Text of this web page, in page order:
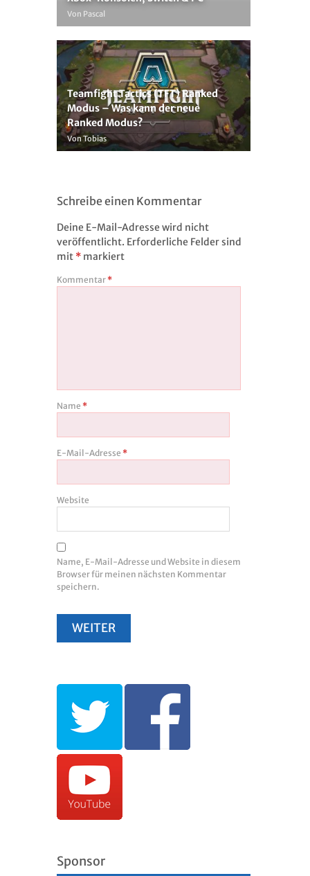
Von Pascal
Teamfight Tactics (TFT) Ranked
Modus – Was kann der neue
Ranked Modus?
Von Tobias
Schreibe einen Kommentar
Deine E-Mail-Adresse wird nicht
veröffentlicht. Erforderliche Felder sind
mit * markiert
Kommentar *
Name *
E-Mail-Adresse *
Website
Name, E-Mail-Adresse und Website in diesem
Browser für meinen nächsten Kommentar
speichern.
Sponsor